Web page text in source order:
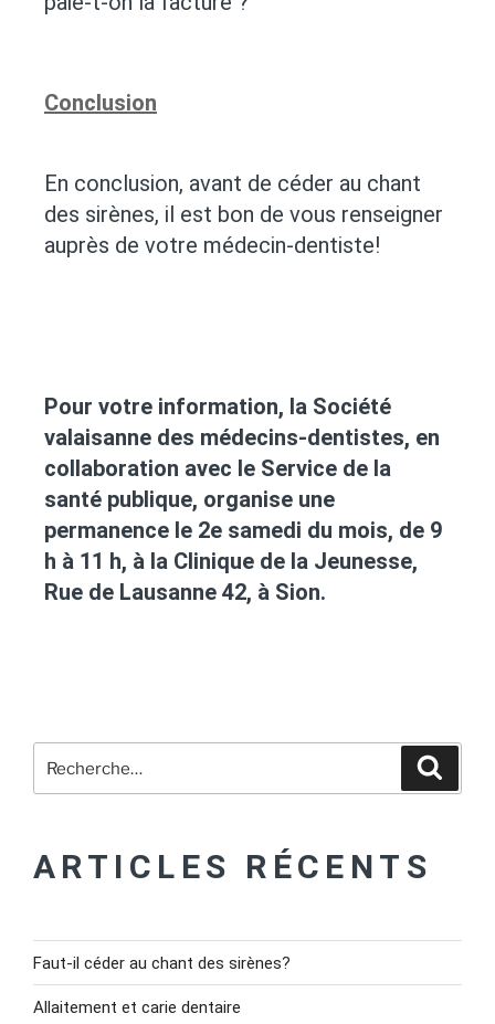
Conclusion
En conclusion, avant de céder au chant
des sirènes, il est bon de vous renseigner
auprès de votre médecin-dentiste!
Pour votre information, la Société
valaisanne des médecins-dentistes, en
collaboration avec le Service de la
santé publique, organise une
permanence le 2e samedi du mois, de 9
h à 11 h, à la Clinique de la Jeunesse,
Rue de Lausanne 42, à Sion.
ARTICLES RÉCENTS
Faut-il céder au chant des sirènes?
Allaitement et carie dentaire